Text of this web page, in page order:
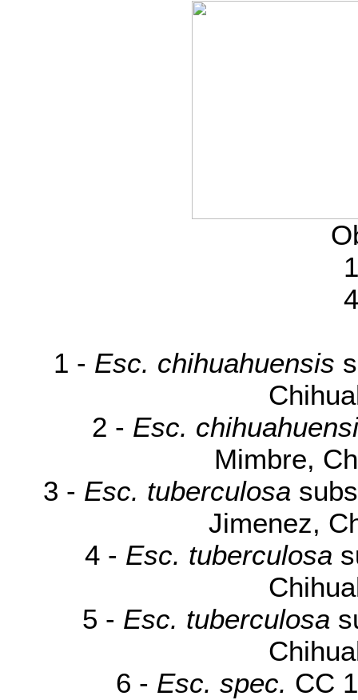
1 - Esc. chihuahuensis
2 - Esc.
Mimbre,
3 - Esc. tuberculosa
Jimenez,
4 - Esc. tuberculosa
5 - Esc. tuberculosa
6 - Esc. spec. CC